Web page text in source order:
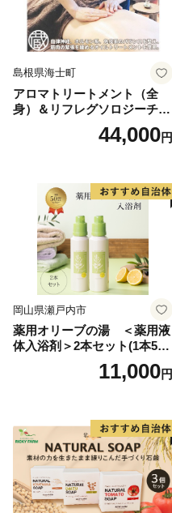
島根県海士町
アロマトリートメント（全
身）＆リフレグソロジーチケ
44,000円
岡山県瀬戸内市
薬用オリーブの湯 ＜薬用液
体入浴剤＞2本セット(1本500
11,000円